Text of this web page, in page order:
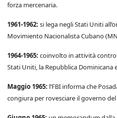
forza mercenaria.
1961-1962: si lega negli Stati Uniti
Movimiento Nacionalista Cubano
1964-1965: coinvolto in attività contro
Stati Uniti, la Repubblica Dominicana
Maggio 1965: l’FBI informa che
congiura per rovesciare il governo